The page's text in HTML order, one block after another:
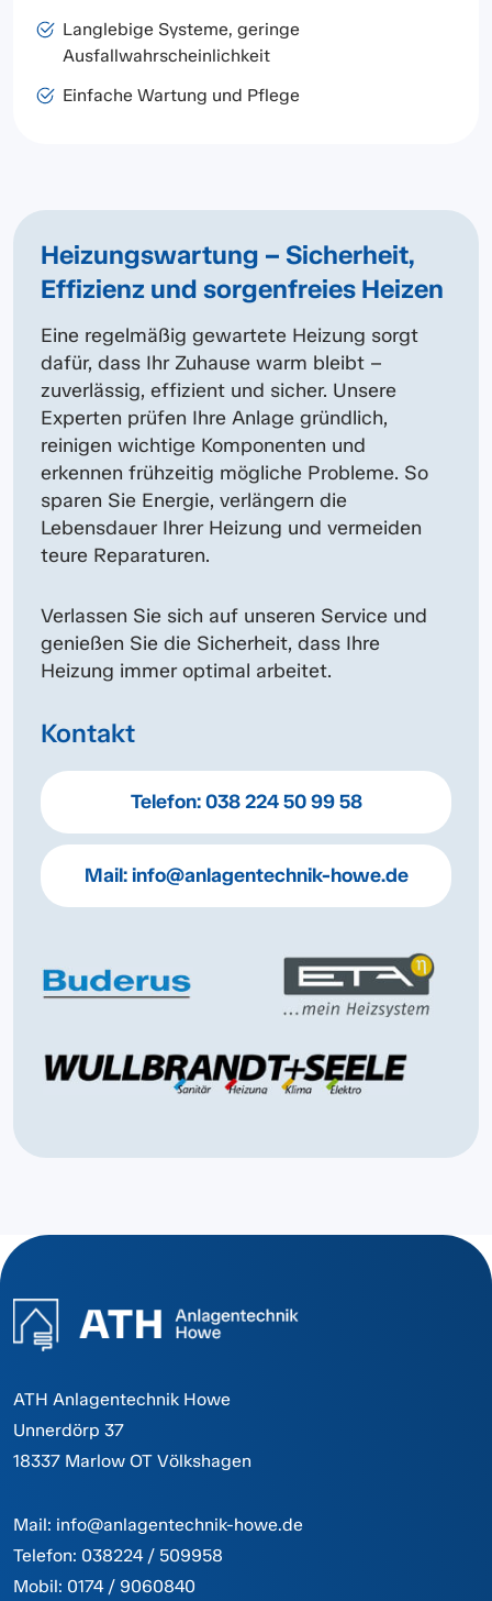
Langlebige Systeme, geringe
Ausfallwahrscheinlichkeit
Einfache Wartung und Pflege
Heizungswartung – Sicherheit,
Effizienz und sorgenfreies Heizen
Eine regelmäßig gewartete Heizung sorgt
dafür, dass Ihr Zuhause warm bleibt –
zuverlässig, effizient und sicher. Unsere
Experten prüfen Ihre Anlage gründlich,
reinigen wichtige Komponenten und
erkennen frühzeitig mögliche Probleme. So
sparen Sie Energie, verlängern die
Lebensdauer Ihrer Heizung und vermeiden
teure Reparaturen.
Verlassen Sie sich auf unseren Service und
genießen Sie die Sicherheit, dass Ihre
Heizung immer optimal arbeitet.
Kontakt
Telefon:038 224 50 99 58
Mail:info@anlagentechnik-howe.de
ATH Anlagentechnik Howe
Unnerdörp 37
18337 Marlow OT Völkshagen
Mail: info@anlagentechnik-howe.de
Telefon: 038224 / 509958
Mobil: 0174 / 9060840